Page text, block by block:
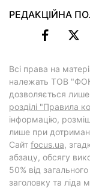
РЕДАКЦІЙНА
Всі права на
належать ТОВ
дозволяється
розділі "Правила
інформацію,
лише при
Cайт focus.ua,
абзацу, обсягу
50% від
заголовку та ліда